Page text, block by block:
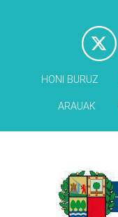
HONI BURUZ
ARAUAK